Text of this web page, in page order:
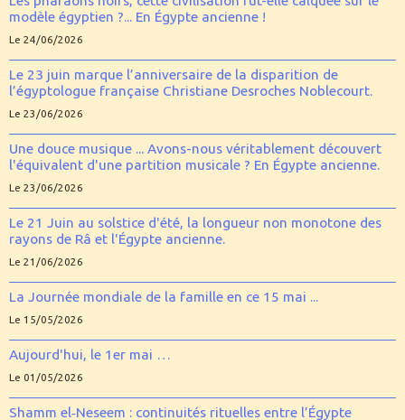
modèle égyptien ?... En Égypte ancienne !
Le 24/06/2026
Le 23 juin marque l’anniversaire de la disparition de
l’égyptologue française Christiane Desroches Noblecourt.
Le 23/06/2026
Une douce musique ... Avons-nous véritablement découvert
l'équivalent d'une partition musicale ? En Égypte ancienne.
Le 23/06/2026
Le 21 Juin au solstice d'été, la longueur non monotone des
rayons de Râ et l'Égypte ancienne.
Le 21/06/2026
La Journée mondiale de la famille en ce 15 mai ...
Le 15/05/2026
Aujourd'hui, le 1er mai …
Le 01/05/2026
Shamm el‑Neseem : continuités rituelles entre l’Égypte